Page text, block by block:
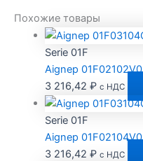
Похожие товары
Serie 01F
Aignep 01F02102V0
3 216,42 ₽ с НДС
Serie 01F
Aignep 01F02104V0
3 216,42 ₽ с НДС